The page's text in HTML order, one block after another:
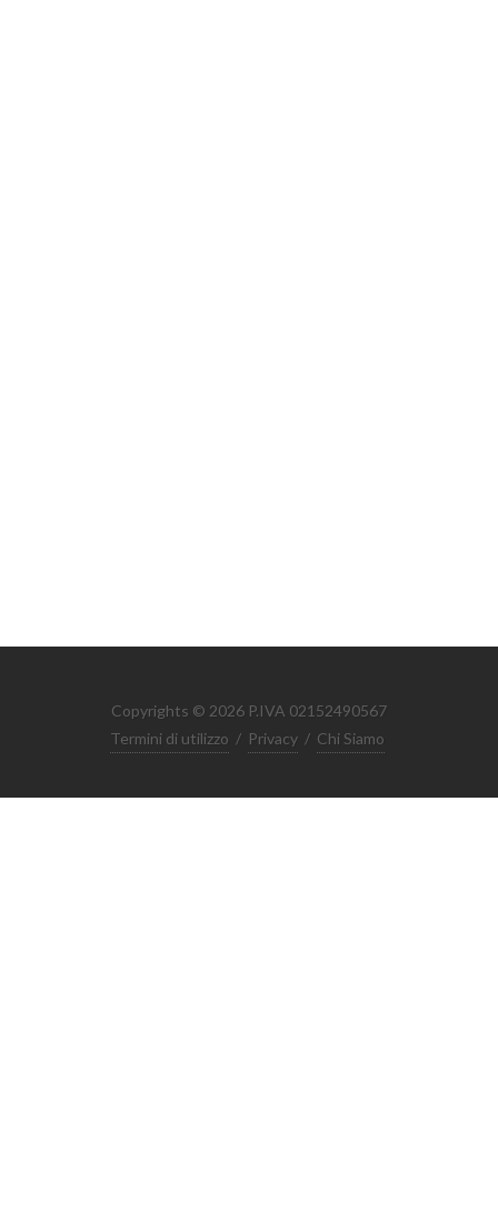
Copyrights © 2026 P.IVA 02152490567
Termini di utilizzo / Privacy / Chi Siamo